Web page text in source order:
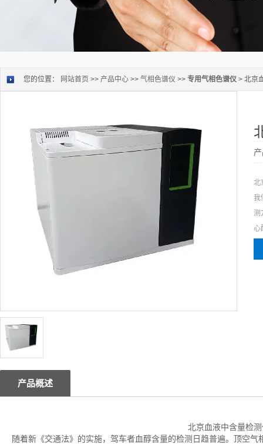
您的位置： 网站首页 >> 产品中心 >> 气相色谱仪 >> 专用气相色谱仪 > 北京
北
我
测
心
测
产品概述
北京血液中含量检
随着新《交通法》的实施，驾车者血醇含量的检测日趋普遍。顶空